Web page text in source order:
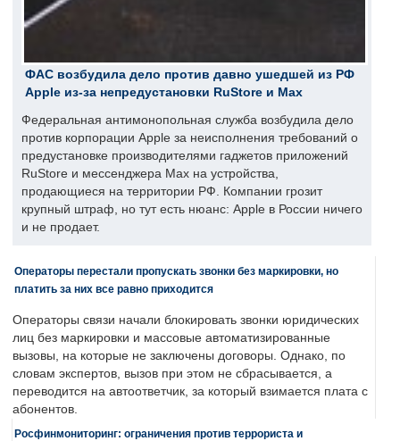
ФАС возбудила дело против давно ушедшей из РФ
Apple из-за непредустановки RuStore и Max
Федеральная антимонопольная служба возбудила дело
против корпорации Apple за неисполнения требований о
предустановке производителями гаджетов приложений
RuStore и мессенджера Max на устройства,
продающиеся на территории РФ. Компании грозит
крупный штраф, но тут есть нюанс: Apple в России ничего
и не продает.
Операторы перестали пропускать звонки без маркировки, но
платить за них все равно приходится
Операторы связи начали блокировать звонки юридических
лиц без маркировки и массовые автоматизированные
вызовы, на которые не заключены договоры. Однако, по
словам экспертов, вызов при этом не сбрасывается, а
переводится на автоответчик, за который взимается плата с
абонентов.
Росфинмониторинг: ограничения против террориста и